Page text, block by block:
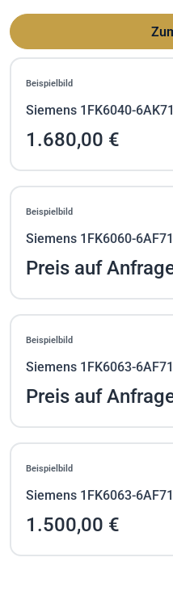
Beispielbild
Siemens 1FK6040-
1.680,00 €
Beispielbild
Siemens 1FK6060-
Preis auf
Beispielbild
Siemens 1FK6063-
Preis auf
Beispielbild
Siemens 1FK6063-
1.500,00 €